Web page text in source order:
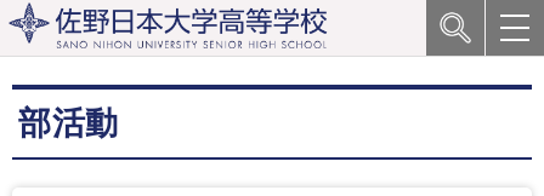
部活動